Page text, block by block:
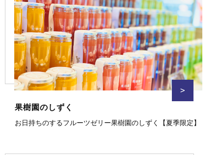
>
果樹園のしずく
お日持ちのするフルーツゼリー果樹園のしずく【夏季限定】